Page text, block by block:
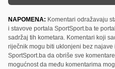
NAPOMENA: Komentari odražavaju
i stavove portala SportSport.ba te
sadržaj tih kometara. Komentari koji
riječnik mogu biti uklonjeni bez
SportSport.ba da obriše sve
mogućnost da među komentarima